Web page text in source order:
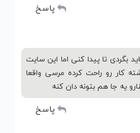
پاسخ
بگردی تا پیدا کنی اما این سایت
کار رو راحت کرده مرسی واقعا
یه جا هم بتونه دان کنه
پاسخ